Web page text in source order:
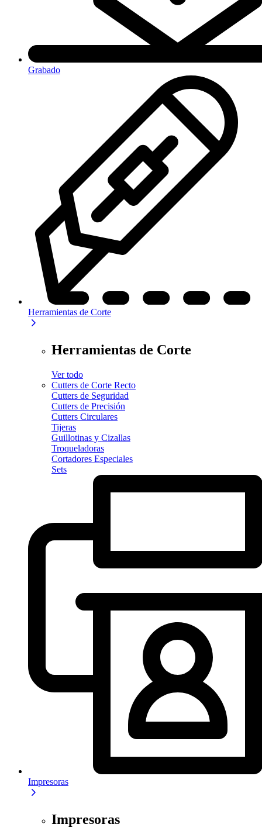
Grabado
Herramientas de Corte
Herramientas de Corte
Ver todo
Cutters de Corte Recto
Cutters de Seguridad
Cutters de Precisión
Cutters Circulares
Tijeras
Guillotinas y Cizallas
Troqueladoras
Cortadores Especiales
Sets
Impresoras
Impresoras